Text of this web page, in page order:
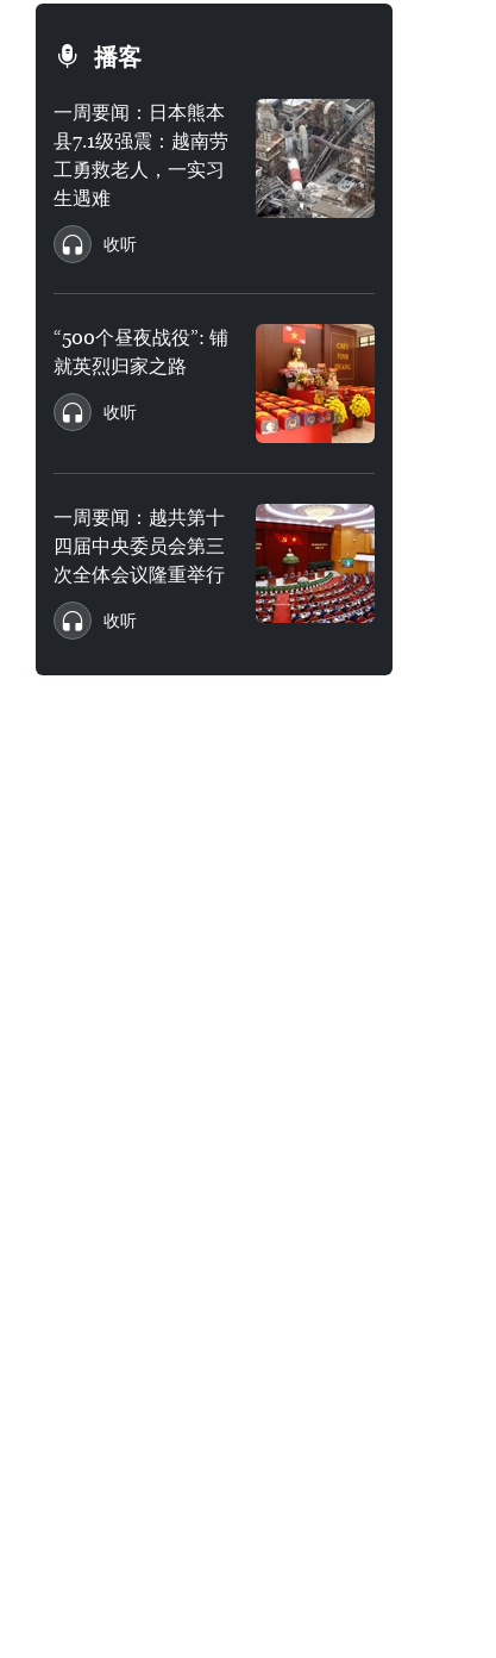
播客
一周要闻：日本熊本
县7.1级强震：越南劳
工勇救老人，一实习
生遇难
收听
“500个昼夜战役”: 铺
就英烈归家之路
收听
一周要闻：越共第十
四届中央委员会第三
次全体会议隆重举行
收听